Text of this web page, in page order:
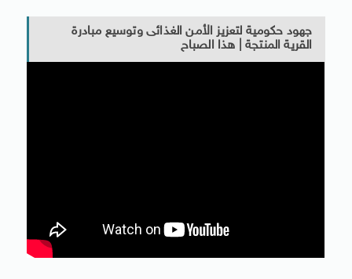
جهود حكومية لتعزيز الأمن الغذائى وتوسيع مبادرة
القرية المنتجة | هذا الصباح